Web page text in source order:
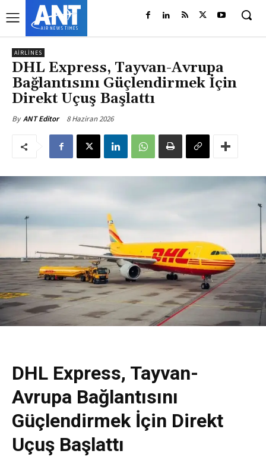
AIRLINES
DHL Express, Tayvan-Avrupa
Bağlantısını Güçlendirmek İçin
Direkt Uçuş Başlattı
By ANT Editor 8 Haziran 2026
DHL Express, Tayvan-
Avrupa Bağlantısını
Güçlendirmek İçin Direkt
Uçuş Başlattı